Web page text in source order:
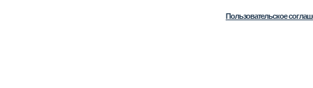
Пользовательское